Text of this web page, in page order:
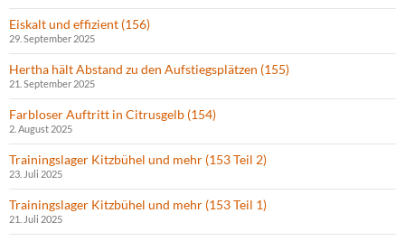
Eiskalt und effizient (156)
29. September 2025
Hertha hält Abstand zu den Aufstiegsplätzen (155)
21. September 2025
Farbloser Auftritt in Citrusgelb (154)
2. August 2025
Trainingslager Kitzbühel und mehr (153 Teil 2)
23. Juli 2025
Trainingslager Kitzbühel und mehr (153 Teil 1)
21. Juli 2025